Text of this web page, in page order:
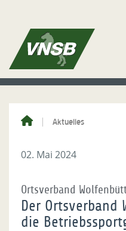
Aktuelles
02. Mai 2024
Ortsverband
Der Ortsverband
die